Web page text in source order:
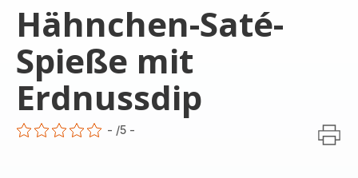
Hähnchen-Saté-
Spieße mit
Erdnussdip
- /5 -